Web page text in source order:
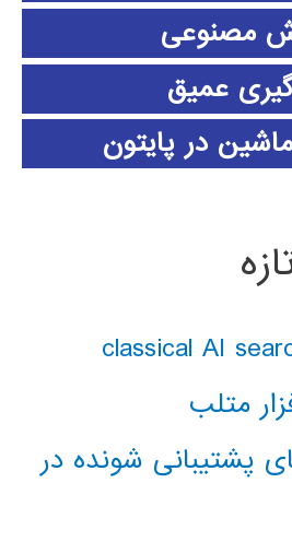
مصنوعی
عمیق
در پایتون
متلب
پشتیبانی شونده در